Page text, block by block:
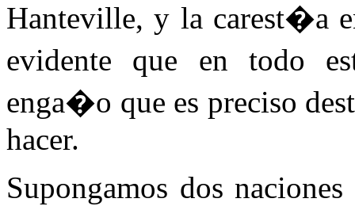
Hanteville, y la carest�a
evidente que en todo
enga�o que es preciso
hacer.
Supongamos dos